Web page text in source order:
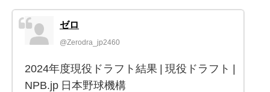
ゼロ
@Zerodra_jp2460
2024年度現役ドラフト結果 | 現役ドラフト |
NPB.jp 日本野球機構